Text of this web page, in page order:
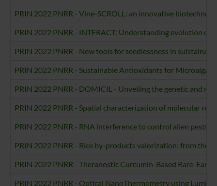
PRIN 2022 PNRR - Vine-SCROLL: an innovative
PRIN 2022 PNRR - INTERACT: Understanding evolution
PRIN 2022 PNRR - New tools for seedlessness in
PRIN 2022 PNRR - Sustainable Antioxidants for Microalgae
PRIN 2022 PNRR - DOMICIL - Unveiling the genetic and
PRIN 2022 PNRR - Spatial characterization of molecular
PRIN 2022 PNRR - RNA interference to control alien pests
PRIN 2022 PNRR - Rice by-products valorization: from the
PRIN 2022 PNRR - Theranostic Curcumin-Based Rare-
PRIN 2022 PNRR - Optical NanoThermometry using